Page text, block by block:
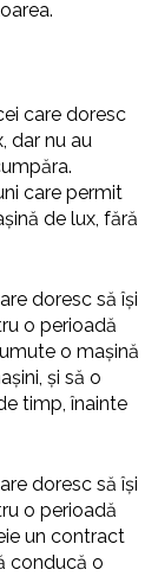
care doresc
dar nu au
care permit
de lux, fără
doresc să își
o perioadă
o mașină
și să o
timp, înainte
doresc să își
o perioadă
un contract
conducă o